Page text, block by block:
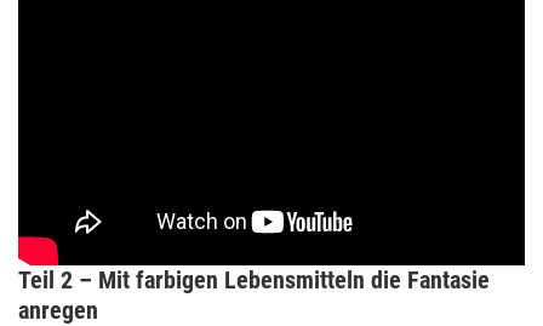
Teil 2 – Mit farbigen Lebensmitteln die Fantasie
anregen